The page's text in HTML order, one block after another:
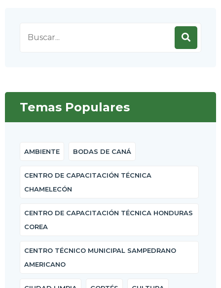
for:
Temas Populares
AMBIENTE BODAS DE CANÁ
CENTRO DE CAPACITACIÓN TÉCNICA
CHAMELECÓN
CENTRO DE CAPACITACIÓN TÉCNICA HONDURAS
COREA
CENTRO TÉCNICO MUNICIPAL SAMPEDRANO
AMERICANO